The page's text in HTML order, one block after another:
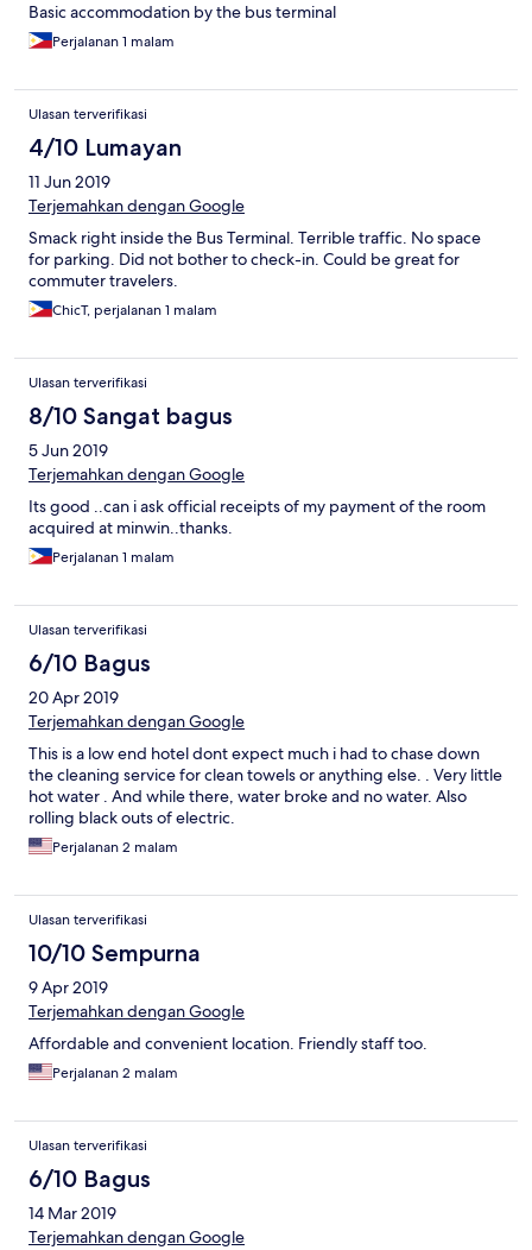
Basic accommodation by the bus terminal
Perjalanan 1 malam
Ulasan terverifikasi
4/10 Lumayan
11 Jun 2019
Terjemahkan dengan Google
Smack right inside the Bus Terminal. Terrible traffic. No space
for parking. Did not bother to check-in. Could be great for
commuter travelers.
ChicT, perjalanan 1 malam
Ulasan terverifikasi
8/10 Sangat bagus
5 Jun 2019
Terjemahkan dengan Google
Its good ..can i ask official receipts of my payment of the room
acquired at minwin..thanks.
Perjalanan 1 malam
Ulasan terverifikasi
6/10 Bagus
20 Apr 2019
Terjemahkan dengan Google
This is a low end hotel dont expect much i had to chase down
the cleaning service for clean towels or anything else. . Very little
hot water . And while there, water broke and no water. Also
rolling black outs of electric.
Perjalanan 2 malam
Ulasan terverifikasi
10/10 Sempurna
9 Apr 2019
Terjemahkan dengan Google
Affordable and convenient location. Friendly staff too.
Perjalanan 2 malam
Ulasan terverifikasi
6/10 Bagus
14 Mar 2019
Terjemahkan dengan Google